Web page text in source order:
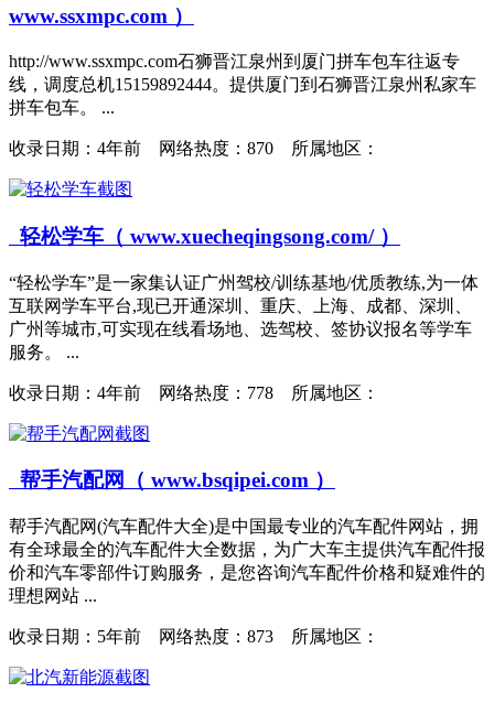
www.ssxmpc.com ）
http://www.ssxmpc.com石狮晋江泉州到厦门拼车包车往返专
线，调度总机15159892444。提供厦门到石狮晋江泉州私家车
拼车包车。 ...
收录日期： 4年前 网络热度：870 所属地区：
轻松学车（ www.xuecheqingsong.com/ ）
“轻松学车”是一家集认证广州驾校/训练基地/优质教练,为一体
互联网学车平台,现已开通深圳、重庆、上海、成都、深圳、
广州等城市,可实现在线看场地、选驾校、签协议报名等学车
服务。 ...
收录日期： 4年前 网络热度：778 所属地区：
帮手汽配网（ www.bsqipei.com ）
帮手汽配网(汽车配件大全)是中国最专业的汽车配件网站，拥
有全球最全的汽车配件大全数据，为广大车主提供汽车配件报
价和汽车零部件订购服务，是您咨询汽车配件价格和疑难件的
理想网站 ...
收录日期： 5年前 网络热度：873 所属地区：